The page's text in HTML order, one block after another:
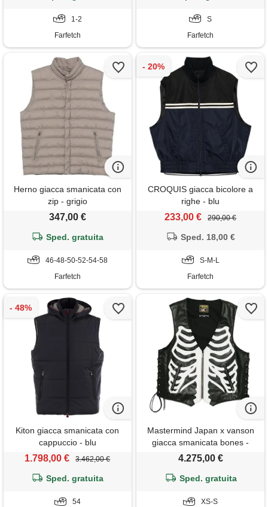
1-2
Farfetch
S
Farfetch
Herno giacca smanicata con
zip - grigio
347,00 €
Sped. gratuita
46-48-50-52-54-58
Farfetch
CROQUIS giacca bicolore a
righe - blu
233,00 € 290,00 €
Sped. 18,00 €
S-M-L
Farfetch
Kiton giacca smanicata con
cappuccio - blu
1.798,00 € 3.462,00 €
Sped. gratuita
54
Mastermind Japan x vanson
giacca smanicata bones -
nero
4.275,00 €
Sped. gratuita
XS-S